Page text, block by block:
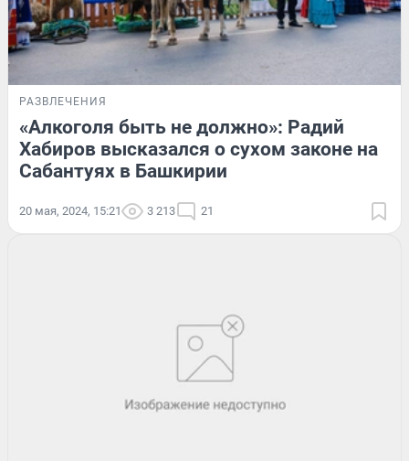
РАЗВЛЕЧЕНИЯ
«Алкоголя быть не должно»: Радий
Хабиров высказался о сухом законе на
Сабантуях в Башкирии
20 мая, 2024, 15:21 3 213 21